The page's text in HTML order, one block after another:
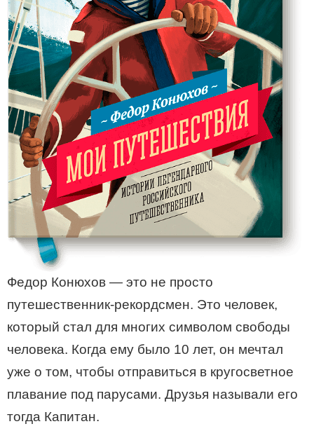
Федор Конюхов — это не просто
путешественник-рекордсмен. Это человек,
который стал для многих символом свободы
человека. Когда ему было 10 лет, он мечтал
уже о том, чтобы отправиться в кругосветное
плавание под парусами. Друзья называли его
тогда Капитан.